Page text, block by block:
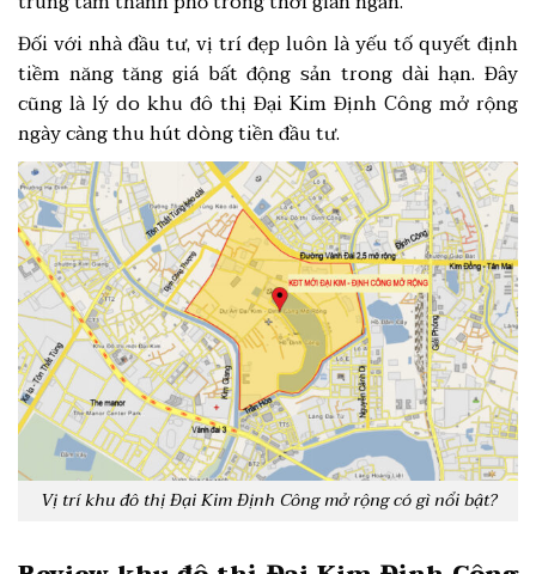
Đối với nhà đầu tư, vị trí đẹp luôn là yếu tố quyết định
tiềm năng tăng giá bất động sản trong dài hạn. Đây
cũng là lý do khu đô thị Đại Kim Định Công mở rộng
ngày càng thu hút dòng tiền đầu tư.
Vị trí khu đô thị Đại Kim Định Công mở rộng có gì nổi bật?